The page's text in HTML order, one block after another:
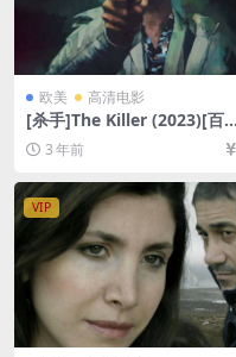
欧美 高清电影
[杀手]The Killer (2023)[百度
网盘+夸克网盘1080P超清未
删减资源][网盘在线播放/下
载][MP4/4.8GB][中英字幕]
3 年前
VIP